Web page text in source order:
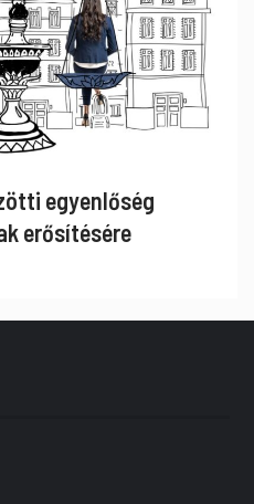
egyenlőség
erősítésére